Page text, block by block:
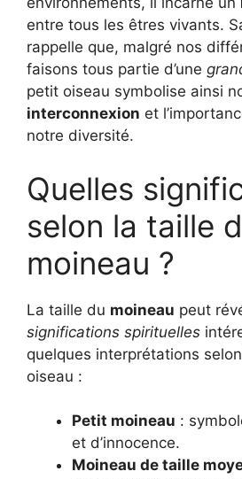
entre tous les êtres vivants.
rappelle que, malgré nos
faisons tous partie d’une
petit oiseau symbolise ainsi
interconnexion et
notre diversité.
Quelles
selon la taille
moineau ?
La taille du moineau peut
significations spirituelles
quelques interprétations
oiseau :
Petit moineau :
et d’innocence.
Moineau de taille